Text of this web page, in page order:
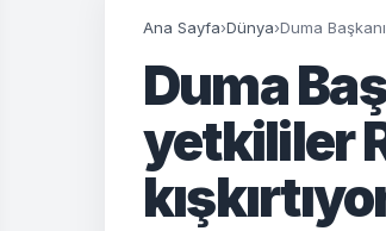
Ana Sayfa›Dünya›Duma
Duma
yetkililer